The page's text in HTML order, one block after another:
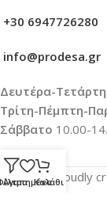
+30 6947726280
info@prodesa.gr
Δευτέρα-Τετάρτη
Τρίτη-Πέμπτη-
Σάββατο 10.00-
Proudly
Αγαπημένα
Καλάθι